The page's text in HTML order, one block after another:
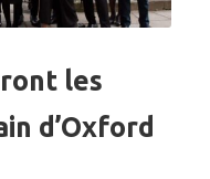
les
d’Oxford